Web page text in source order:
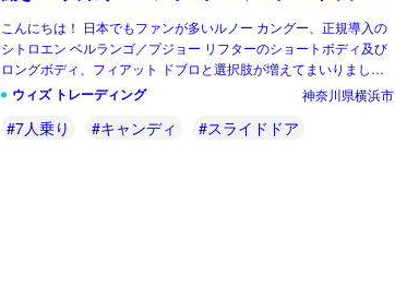
Maxi Life 1.5TSI 7DSG 左ハンドル
こんにちは！ 日本でもファンが多いルノー カングー、正規導入の
シトロエン ベルランゴ／プジョー リフターのショートボディ及び
ロングボディ、フィアット ドブロと選択肢が増えてまいりまし
た。欧州でも、盛り上がりを見せつつある […]
ウィズ トレーディング 神奈川県横浜市
#7人乗り #キャンディ #スライドドア